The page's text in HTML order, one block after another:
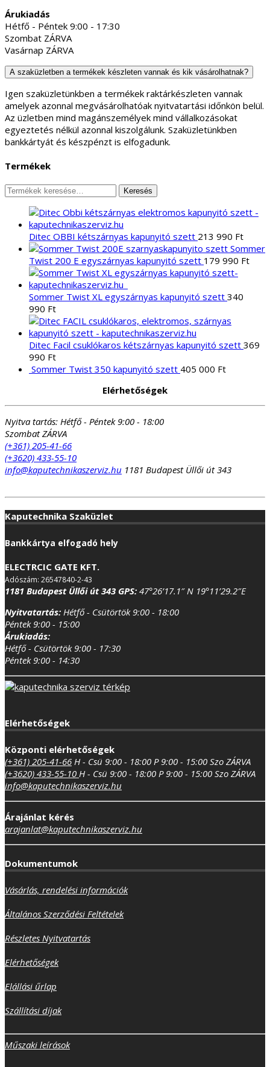
Árukiadás
Hétfő - Péntek 9:00 - 17:30
Szombat ZÁRVA
Vasárnap ZÁRVA
A szaküzletben a termékek készleten vannak és kik vásárolhatnak?
Igen szaküzletünkben a termékek raktárkészleten vannak
amelyek azonnal megvásárolhatóak nyitvatartási időnkön belül.
Az üzletben mind magánszemélyek mind vállalkozásokat
egyeztetés nélkül azonnal kiszolgálunk. Szaküzletünkben
bankkártyát és készpénzt is elfogadunk.
Termékek
Keresés
következőre:
Keresés
Ditec OBBI kétszárnyas kapunyitó szett 213 990 Ft
Sommer
Twist 200 E egyszárnyas kapunyitó szett 179 990 Ft
Sommer Twist XL egyszárnyas kapunyitó szett 340
990 Ft
Ditec Facil csuklókaros kétszárnyas kapunyitó szett 369
990 Ft
Sommer Twist 350 kapunyitó szett 405 000 Ft
Elérhetőségek
Nyitva tartás: Hétfő - Péntek 9:00 - 18:00
Szombat ZÁRVA
(+361) 205-41-66
(+3620) 433-55-10
info@kaputechnikaszerviz.hu 1181 Budapest Üllői út 343
Kaputechnika Szaküzlet
Bankkártya elfogadó hely
ELECTRCIC GATE KFT.
Adószám: 26547840-2-43
1181 Budapest Üllői út 343 GPS: 47°26’17.1″ N 19°11’29.2″E
Nyitvatartás: Hétfő - Csütörtök 9:00 - 18:00
Péntek 9:00 - 15:00
Árukiadás:
Hétfő - Csütörtök 9:00 - 17:30
Péntek 9:00 - 14:30
Elérhetőségek
Központi elérhetőségek
(+361) 205-41-66 H - Csü 9:00 - 18:00 P 9:00 - 15:00 Szo ZÁRVA
(+3620) 433-55-10 H - Csü 9:00 - 18:00 P 9:00 - 15:00 Szo ZÁRVA
info@kaputechnikaszerviz.hu
Árajánlat kérés
arajanlat@kaputechnikaszerviz.hu
Dokumentumok
Vásárlás, rendelési információk
Általános Szerződési Feltételek
Részletes Nyitvatartás
Elérhetőségek
Elállási űrlap
Szállítási díjak
Műszaki leírások